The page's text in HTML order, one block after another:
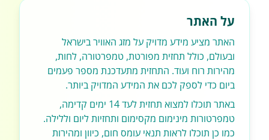
על האתר
האתר מציע מידע מדויק על מזג האוויר בישראל
ובעולם, כולל תחזית מפורטת, טמפרטורה, לחות,
מהירות רוח ועוד. התחזית מתעדכנת מספר פעמים
ביום כדי לספק לכם את המידע המדויק ביותר.
באתר תוכלו למצוא תחזית לעד 14 ימים קדימה,
טמפרטורות מינימום מקסימום ותחזיות ליום וללילה.
כמו כן תוכלו לראות תנאי עומס חום, כיוון ומהירות